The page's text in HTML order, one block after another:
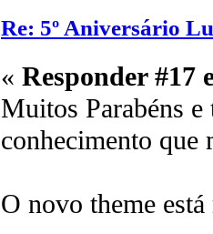
Re: 5º Aniversário
« Responder #17
Muitos Parabéns
conhecimento que
O novo theme